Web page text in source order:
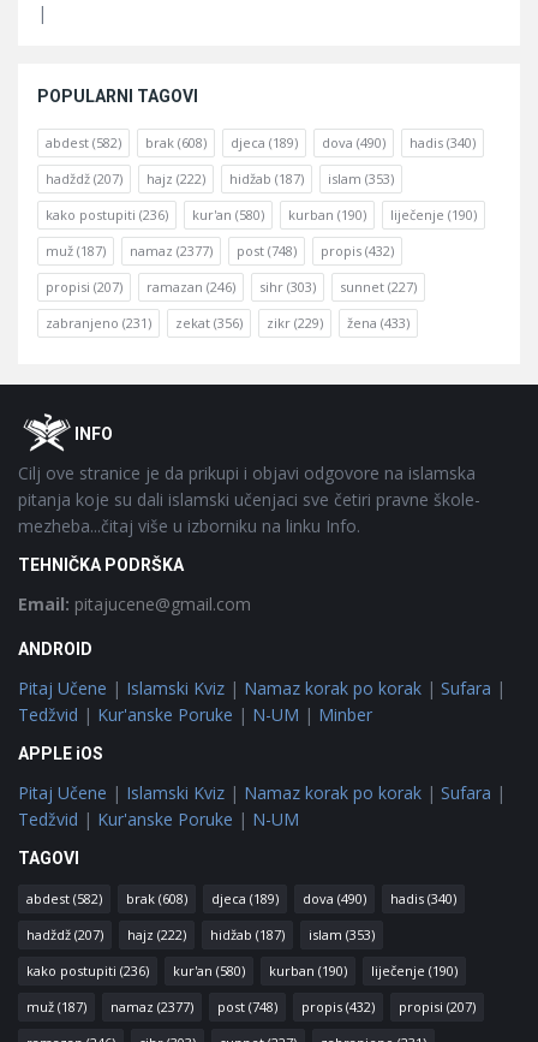
|
POPULARNI TAGOVI
abdest (582) brak (608) djeca (189) dova (490) hadis (340)
hadždž (207) hajz (222) hidžab (187) islam (353)
kako postupiti (236) kur'an (580) kurban (190) liječenje (190)
muž (187) namaz (2377) post (748) propis (432)
propisi (207) ramazan (246) sihr (303) sunnet (227)
zabranjeno (231) zekat (356) zikr (229) žena (433)
FooterOINFO
Cilj ove stranice je da prikupi i objavi odgovore na islamska
pitanja koje su dali islamski učenjaci sve četiri pravne škole-
mezheba...čitaj više u izborniku na linku Info.
TEHNIČKA PODRŠKA
Email: pitajucene@gmail.com
ANDROID
Pitaj Učene | Islamski Kviz | Namaz korak po korak | Sufara |
Tedžvid | Kur'anske Poruke | N-UM | Minber
APPLE iOS
Pitaj Učene | Islamski Kviz | Namaz korak po korak | Sufara |
Tedžvid | Kur'anske Poruke | N-UM
TAGOVI
abdest (582) brak (608) djeca (189) dova (490) hadis (340)
hadždž (207) hajz (222) hidžab (187) islam (353)
kako postupiti (236) kur'an (580) kurban (190) liječenje (190)
muž (187) namaz (2377) post (748) propis (432) propisi (207)